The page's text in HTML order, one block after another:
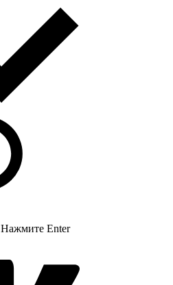
Нажмите Enter